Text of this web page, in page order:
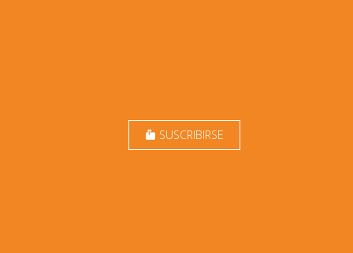
markunread_mailbox SUSCRIBIRSE